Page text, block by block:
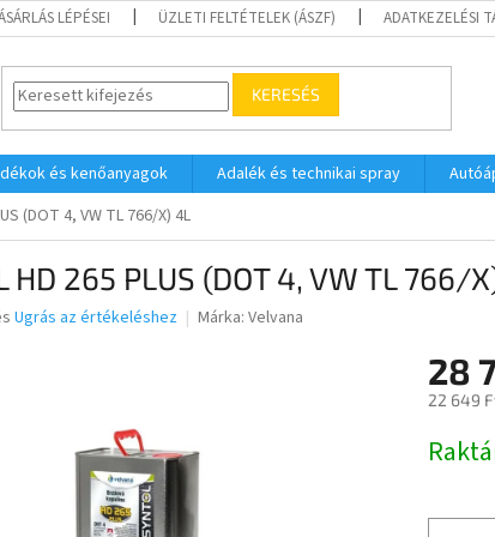
LÉPÉSEI ÜZLETI FELTÉTELEK (ÁSZF) ADATKEZELÉSI
KERESÉS
és kenőanyagok Adalék és technikai spray
(DOT 4, VW TL 766/X) 4L
HD 265 PLUS (DOT 4, VW TL 766/
Ugrás az értékeléshez Márka: Velvana
28
22 649